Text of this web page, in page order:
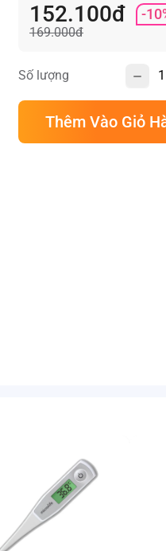
152.100đ -
169.000đ
Số lượng
Thêm Vào Giỏ